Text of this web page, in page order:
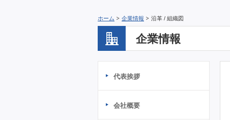
ホーム 企業情報 沿革 / 組織図
企業情報
代表挨拶
会社概要